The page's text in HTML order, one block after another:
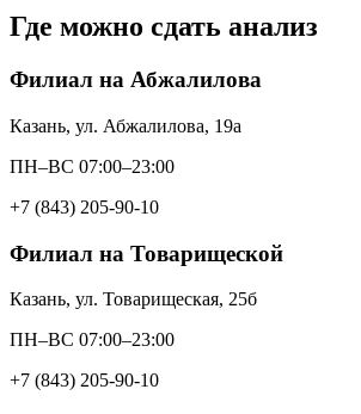
Где можно сдать анализ
Филиал на Абжалилова
Казань, ул. Абжалилова, 19а
ПН–ВС 07:00–23:00
+7 (843) 205-90-10
Филиал на Товарищеской
Казань, ул. Товарищеская, 25б
ПН–ВС 07:00–23:00
+7 (843) 205-90-10